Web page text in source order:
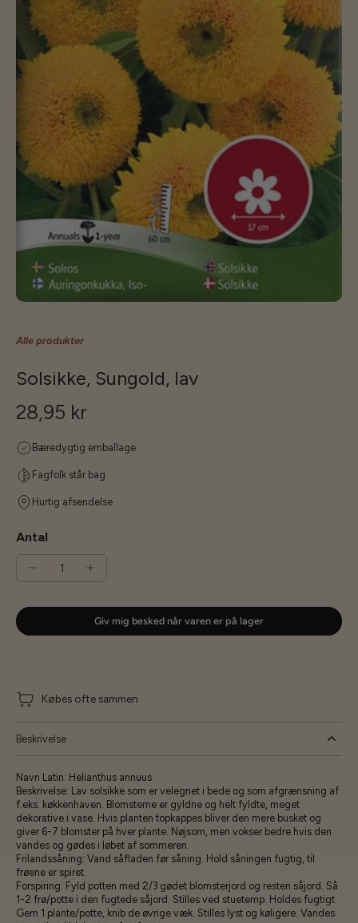
Alle produkter
Solsikke, Sungold, lav
28,95 kr
Bæredygtig emballage
Fagfolk står bag
Hurtig afsendelse
Antal
Giv mig besked når varen er på lager
Købes ofte sammen
Beskrivelse
Navn Latin: Helianthus annuus
Beskrivelse: Lav solsikke som er velegnet i bede og som afgrænsning af
f.eks. køkkenhaven. Blomsterne er gyldne og helt fyldte, meget
dekorative i vase. Hvis planten topkappes bliver den mere busket og
giver 6-7 blomster på hver plante. Nøjsom, men vokser bedre hvis den
vandes og gødes i løbet af sommeren.
Frilandssåning: Vand såfladen før såning. Hold såningen fugtig, til
frøene er spiret.
Forspiring: Fyld potten med 2/3 gødet blomsterjord og resten såjord. Så
1-2 frø/potte i den fugtede såjord. Stilles ved stuetemp. Holdes fugtigt.
Gem 1 plante/potte, knib de øvrige væk. Stilles lyst og køligere. Vandes